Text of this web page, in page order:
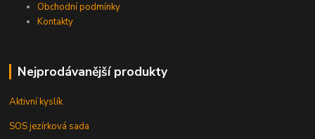
Obchodní podmínky
Kontakty
Nejprodávanější produkty
Aktivní kyslík
SOS jezírková sada